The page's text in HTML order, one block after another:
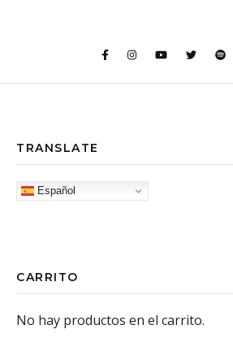
TRANSLATE
Español
CARRITO
No hay productos en el carrito.